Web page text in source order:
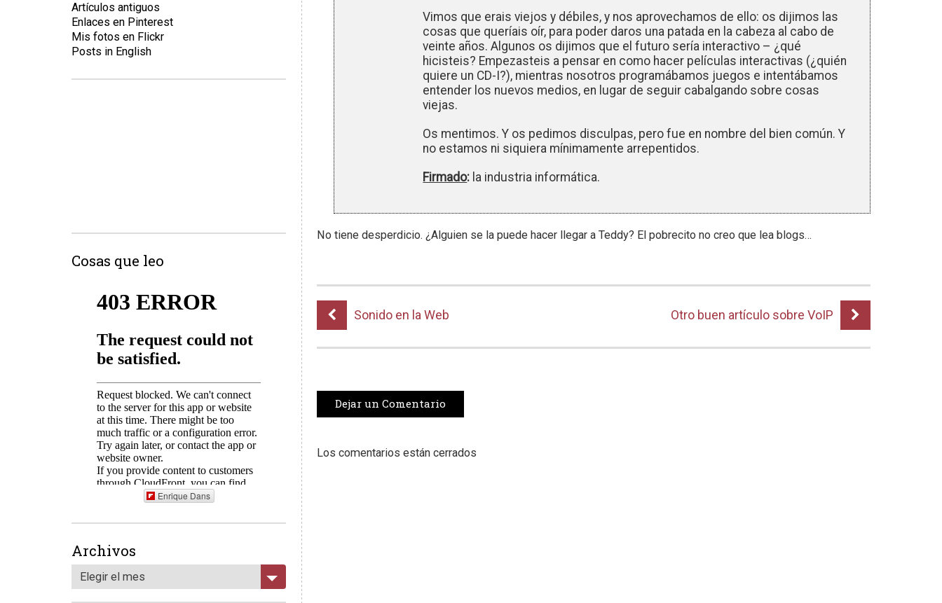
Vimos que erais viejos y débiles, y nos aprovechamos de ello: os dijimos las
cosas que queríais oír, para poder daros una patada en la cabeza al cabo de
veinte años. Algunos os dijimos que el futuro sería interactivo – ¿qué
hicisteis? Empezasteis a pensar en como hacer películas interactivas (¿quién
quiere un CD-I?), mientras nosotros programábamos juegos e intentábamos
entender los nuevos medios, en lugar de seguir cabalgando sobre cosas
viejas.
Os mentimos. Y os pedimos disculpas, pero fue en nombre del bien común. Y
no estamos ni siquiera mínimamente arrepentidos.
Firmado: la industria informática.
No tiene desperdicio. ¿Alguien se la puede hacer llegar a Teddy? El pobrecito no creo que lea blogs…
Sonido en la Web Otro buen artículo sobre VoIP
Dejar un Comentario
Los comentarios están cerrados
Artículos antiguos
Enlaces en Pinterest
Mis fotos en Flickr
Posts in English
Cosas que leo
Enrique Dans
Archivos
Elegir el mes